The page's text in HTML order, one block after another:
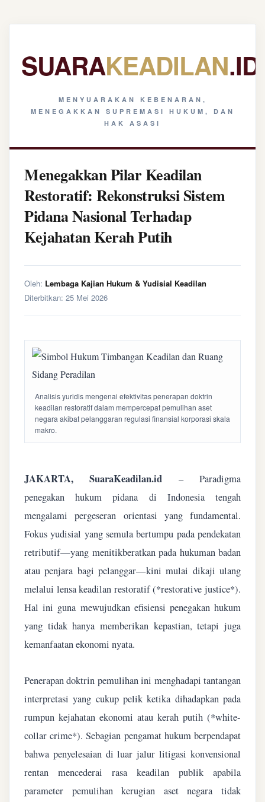
SUARAKEADILAN.ID
MENYUARAKAN KEBENARAN,
MENEGAKKAN SUPREMASI HUKUM, DAN
HAK ASASI
Menegakkan Pilar Keadilan
Restoratif: Rekonstruksi Sistem
Pidana Nasional Terhadap
Kejahatan Kerah Putih
Oleh: Lembaga Kajian Hukum & Yudisial Keadilan
Diterbitkan: 25 Mei 2026
Analisis yuridis mengenai efektivitas penerapan doktrin
keadilan restoratif dalam mempercepat pemulihan aset
negara akibat pelanggaran regulasi finansial korporasi skala
makro.
JAKARTA, SuaraKeadilan.id – Paradigma
penegakan hukum pidana di Indonesia tengah
mengalami pergeseran orientasi yang fundamental.
Fokus yudisial yang semula bertumpu pada pendekatan
retributif—yang menitikberatkan pada hukuman badan
atau penjara bagi pelanggar—kini mulai dikaji ulang
melalui lensa keadilan restoratif (*restorative justice*).
Hal ini guna mewujudkan efisiensi penegakan hukum
yang tidak hanya memberikan kepastian, tetapi juga
kemanfaatan ekonomi nyata.
Penerapan doktrin pemulihan ini menghadapi tantangan
interpretasi yang cukup pelik ketika dihadapkan pada
rumpun kejahatan ekonomi atau kerah putih (*white-
collar crime*). Sebagian pengamat hukum berpendapat
bahwa penyelesaian di luar jalur litigasi konvensional
rentan mencederai rasa keadilan publik apabila
parameter pemulihan kerugian aset negara tidak